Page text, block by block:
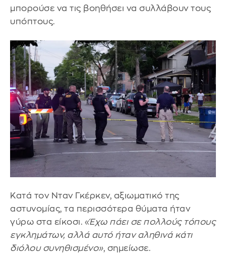
μπορούσε να τις βοηθήσει να συλλάβουν τους
υπόπτους.
Κατά τον Νταν Γκέρκεν, αξιωματικό της
αστυνομίας, τα περισσότερα θύματα ήταν
γύρω στα είκοσι. «Έχω πάει σε πολλούς τόπους
εγκλημάτων, αλλά αυτό ήταν αληθινά κάτι
διόλου συνηθισμένο», σημείωσε.